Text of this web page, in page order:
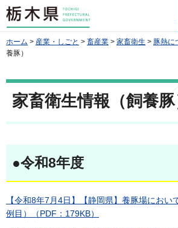
栃木県
ホーム > 産業・しごと > 畜産業 > 家畜衛生 > 豚熱に
養豚）
家畜衛生情報（飼養
●令和8年度
【令和8年7月4日】【静岡県】養豚場におい
例目）（PDF：179KB）